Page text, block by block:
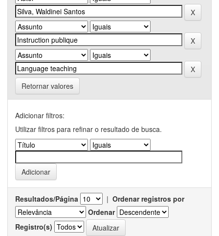
Retornar valores
Adicionar filtros:
Utilizar filtros para refinar o resultado de busca.
Resultados/Página | Ordenar registros por
Ordenar
Registro(s)